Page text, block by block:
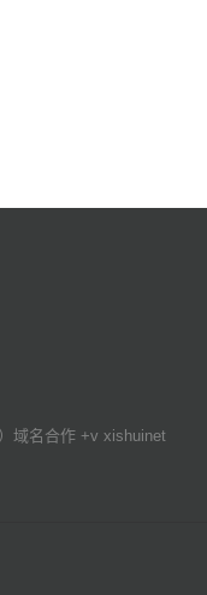
域名合作 +v xishuinet